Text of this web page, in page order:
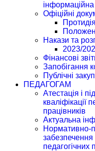
інформаційна
Офіційні
Накази та
2023/
Фінансові
Запобігання
Публічні
ПЕДАГОГАМ
Атестація і
кваліфікації
працівників
Актуальна
Нормативно-
забезпечення
педагогічних